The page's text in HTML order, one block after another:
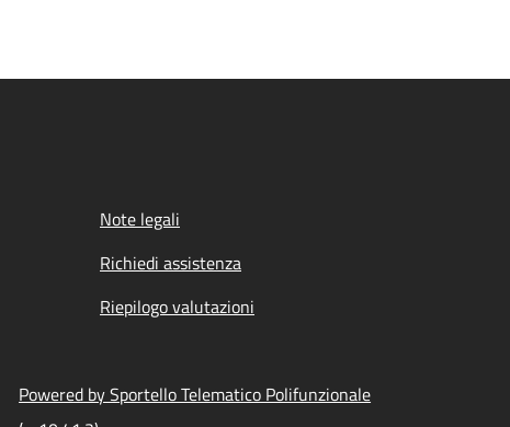
Note legali
Richiedi assistenza
Riepilogo valutazioni
Powered by Sportello Telematico Polifunzionale